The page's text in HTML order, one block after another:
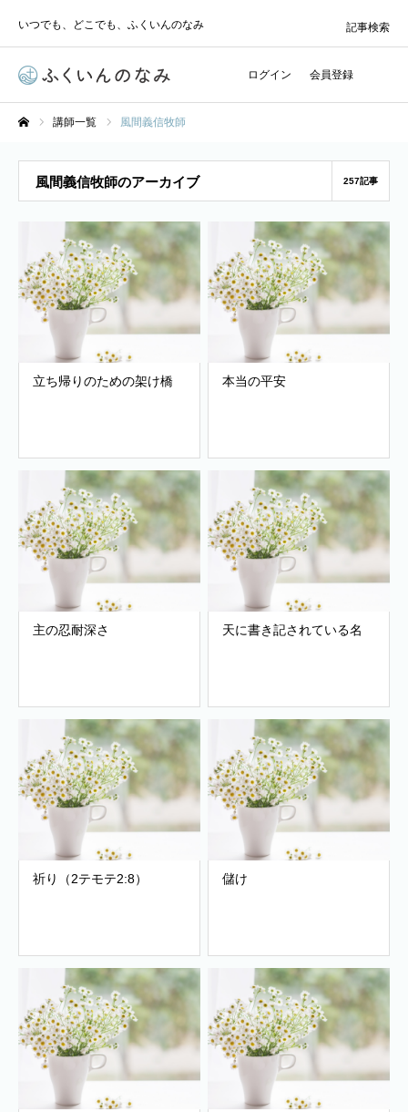
いつでも、どこでも、ふくいんのなみ
ログイン 会員登録
記事検索
講師一覧 風間義信牧師
風間義信牧師のアーカイブ 257記事
立ち帰りのための架け橋 本当の平安
主の忍耐深さ 天に書き記されている名
祈り（2テモテ2:8） 儲け